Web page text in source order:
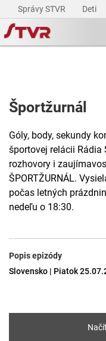
Správy STVR Deti
Športžurnál
Góly, body, sekundy
športovej relácii Rádia
rozhovory i
ŠPORTŽURNÁL.
počas letných
nedeľu o 18:30.
Popis epizódy
Slovensko | Piatok